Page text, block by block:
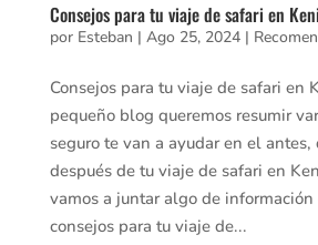
Consejos para tu viaje de safari en
por Esteban | Ago 25, 2024|
Consejos para tu viaje de safari en
pequeño blog queremos resumir
seguro te van a ayudar en el antes,
después de tu viaje de safari en
vamos a juntar algo de
consejos para tu viaje de...